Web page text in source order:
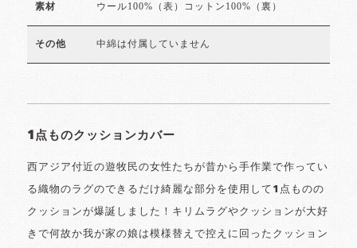
素材 ウール100%（表）コットン100%（裏）
その他 中綿は付属していません
1点ものクッションカバー
西アジア付近の遊牧民の女性たちが昔から手作業で作ってい
る織物のラグのできるだけ綺麗な部分を使用して1点ものの
クッションが爆誕しました！キリムラグやクッションが大好
きで何故か我が家の娘は模様替えで控えに回ったクッション